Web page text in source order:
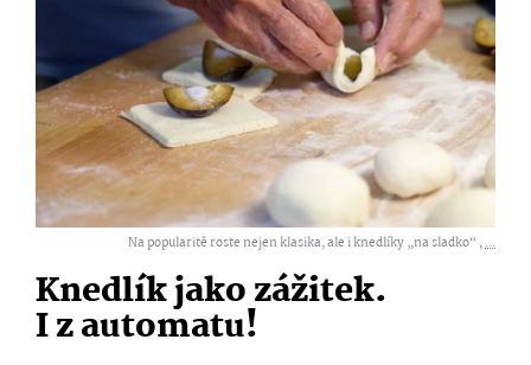
Na popularitě roste nejen klasika, ale i knedlíky „na sladko“ ,...
Knedlík jako zážitek.
I z automatu!